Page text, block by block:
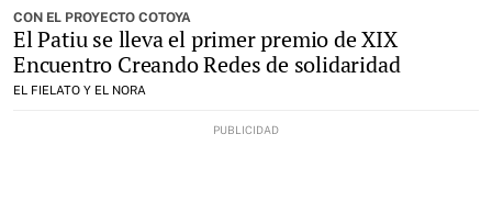
CON EL PROYECTO COTOYA
El Patiu se lleva el primer premio de XIX
Encuentro Creando Redes de solidaridad
EL FIELATO Y EL NORA